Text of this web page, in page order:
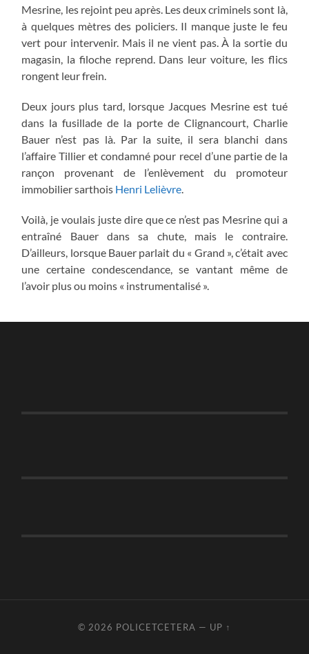
Mesrine, les rejoint peu après. Les deux criminels sont là,
à quelques mètres des policiers. Il manque juste le feu
vert pour intervenir. Mais il ne vient pas. À la sortie du
magasin, la filoche reprend. Dans leur voiture, les flics
rongent leur frein.
Deux jours plus tard, lorsque Jacques Mesrine est tué
dans la fusillade de la porte de Clignancourt, Charlie
Bauer n’est pas là. Par la suite, il sera blanchi dans
l’affaire Tillier et condamné pour recel d’une partie de la
rançon provenant de l’enlèvement du promoteur
immobilier sarthois Henri Lelièvre.
Voilà, je voulais juste dire que ce n’est pas Mesrine qui a
entraîné Bauer dans sa chute, mais le contraire.
D’ailleurs, lorsque Bauer parlait du « Grand », c’était avec
une certaine condescendance, se vantant même de
l’avoir plus ou moins « instrumentalisé ».
© 2026 POLICETCETERA — UP ↑